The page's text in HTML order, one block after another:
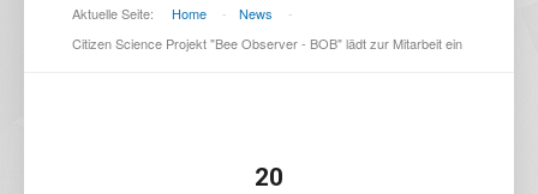
Aktuelle Seite: Home - News
-
Citizen Science Projekt "Bee Observer - BOB" lädt zur Mitarbeit ein
20